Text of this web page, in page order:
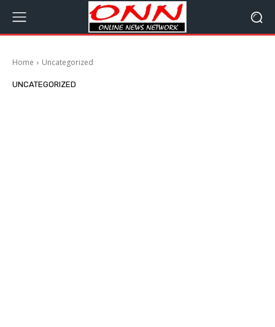
Home Uncategorized
UNCATEGORIZED